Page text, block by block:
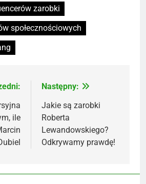
zarobki
społecznościowych
ile
Następny:
Jakie są zarobki
Roberta
Lewandowskiego?
Odkrywamy prawdę!